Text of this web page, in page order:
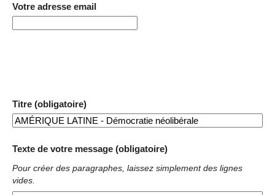
Votre adresse email
Titre (obligatoire)
Texte de votre message (obligatoire)
Pour créer des paragraphes, laissez simplement des lignes
vides.